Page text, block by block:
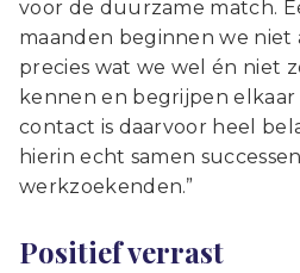
voor de duurzame match.
maanden beginnen we niet
precies wat we wel én niet
kennen en begrijpen
contact is daarvoor heel
hierin echt samen
werkzoekenden.”
Positief verrast